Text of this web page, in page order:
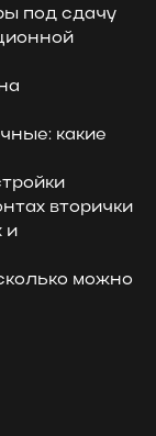
под сдачу
какие
вторички
и
можно